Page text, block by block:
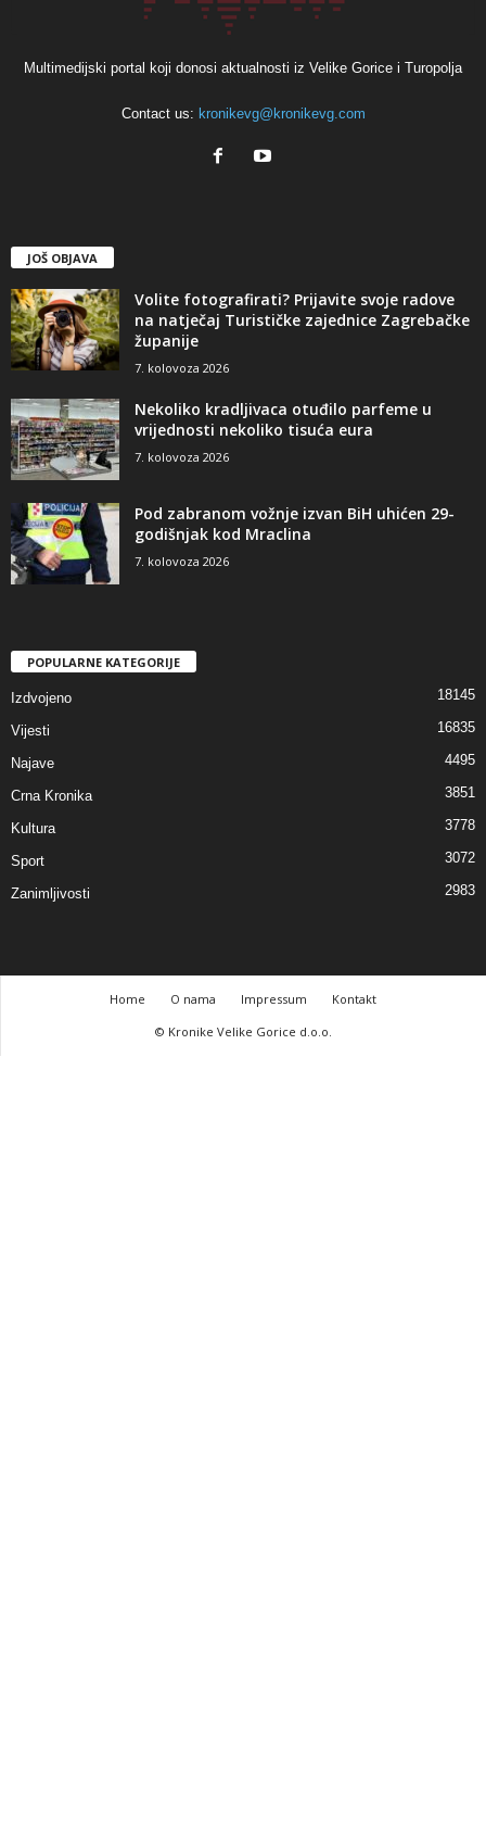
Multimedijski portal koji donosi aktualnosti iz Velike Gorice i Turopolja
Contact us: kronikevg@kronikevg.com
JOŠ OBJAVA
Volite fotografirati? Prijavite svoje radove
na natječaj Turističke zajednice Zagrebačke
županije
7. kolovoza 2026
Nekoliko kradljivaca otuđilo parfeme u
vrijednosti nekoliko tisuća eura
7. kolovoza 2026
Pod zabranom vožnje izvan BiH uhićen 29-
godišnjak kod Mraclina
7. kolovoza 2026
POPULARNE KATEGORIJE
Izdvojeno 18145
Vijesti 16835
Najave 4495
Crna Kronika 3851
Kultura 3778
Sport 3072
Zanimljivosti 2983
Home O nama Impressum
Kontakt
© Kronike Velike Gorice d.o.o.